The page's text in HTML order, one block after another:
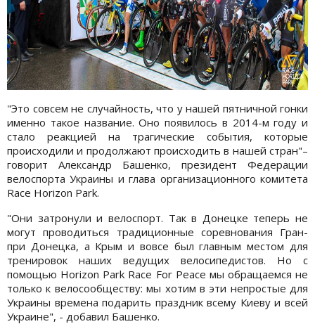
"Это совсем не случайность, что у нашей пятничной гонки
именно такое название. Оно появилось в 2014-м году и
стало реакцией на трагические события, которые
происходили и продолжают происходить в нашей стран"–
говорит Александр Башенко, президент Федерации
велоспорта Украины и глава организационного комитета
Race Horizon Park.
"Они затронули и велоспорт. Так в Донецке теперь не
могут проводиться традиционные соревнования Гран-
при Донецка, а Крым и вовсе был главным местом для
тренировок наших ведущих велосипедистов. Но с
помощью Horizon Park Race For Peace мы обращаемся не
только к велосообществу: мы хотим в эти непростые для
Украины времена подарить праздник всему Киеву и всей
Украине", - добавил Башенко.